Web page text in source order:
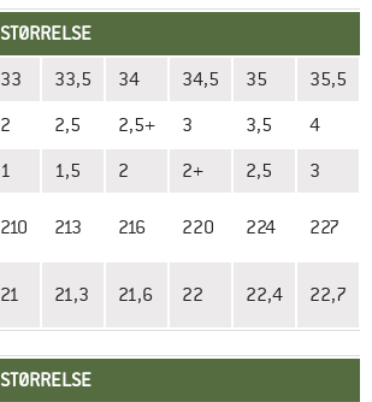
STØRRELSE
33 33,5 34 34,5 35 35,5
2 2,5 2,5+ 3 3,5 4
1 1,5 2 2+ 2,5 3
210 213 216 220 224 227
21 21,3 21,6 22 22,4 22,7
STØRRELSE